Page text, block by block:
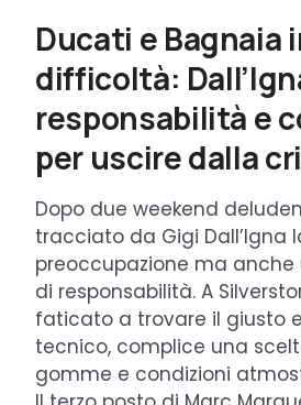
Ducati e Bagnaia
difficoltà:
responsabilità e
per uscire dalla
Dopo due weekend
tracciato da Gigi Dall’Igna
preoccupazione ma anche
di responsabilità. A
faticato a trovare il giusto
tecnico, complice una
gomme e condizioni